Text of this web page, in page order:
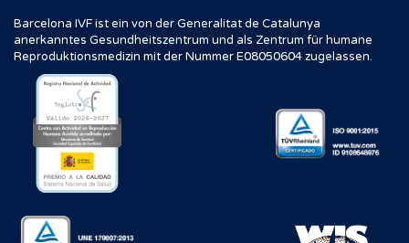
Barcelona IVF ist ein von der Generalitat de Catalunya
anerkanntes Gesundheitszentrum und als Zentrum für humane
Reproduktionsmedizin mit der Nummer E08050604 zugelassen.